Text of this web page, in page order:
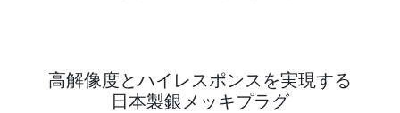
高解像度とハイレスポンスを実現する
日本製銀メッキプラグ